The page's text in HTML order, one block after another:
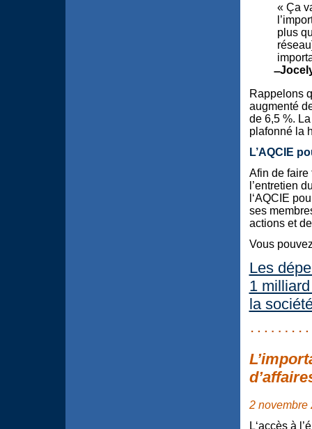
« Ça
plus
Rappelons
augmenté
de 6,5 %.
plafonné la
L’AQCIE
Afin de faire
l’entretien
l‘AQCIE
ses
actions et
Vous
Les
1
la
2 novembre
L‘accès à